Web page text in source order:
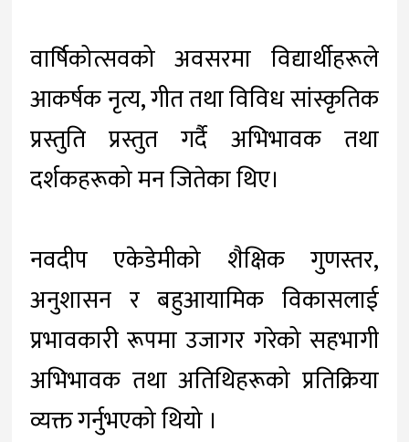
वार्षिकोत्सवको अवसरमा विद्यार्थीहरूले
आकर्षक नृत्य, गीत तथा विविध सांस्कृतिक
प्रस्तुति प्रस्तुत गर्दै अभिभावक तथा
दर्शकहरूको मन जितेका थिए।
नवदीप एकेडेमीको शैक्षिक गुणस्तर,
अनुशासन र बहुआयामिक विकासलाई
प्रभावकारी रूपमा उजागर गरेको सहभागी
अभिभावक तथा अतिथिहरूको प्रतिक्रिया
व्यक्त गर्नुभएको थियो ।